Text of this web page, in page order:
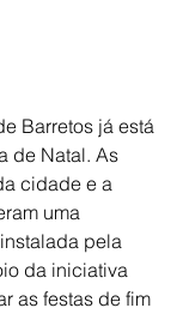
Barretos já está
de Natal. As
cidade e a
uma
pela
da iniciativa
as festas de fim